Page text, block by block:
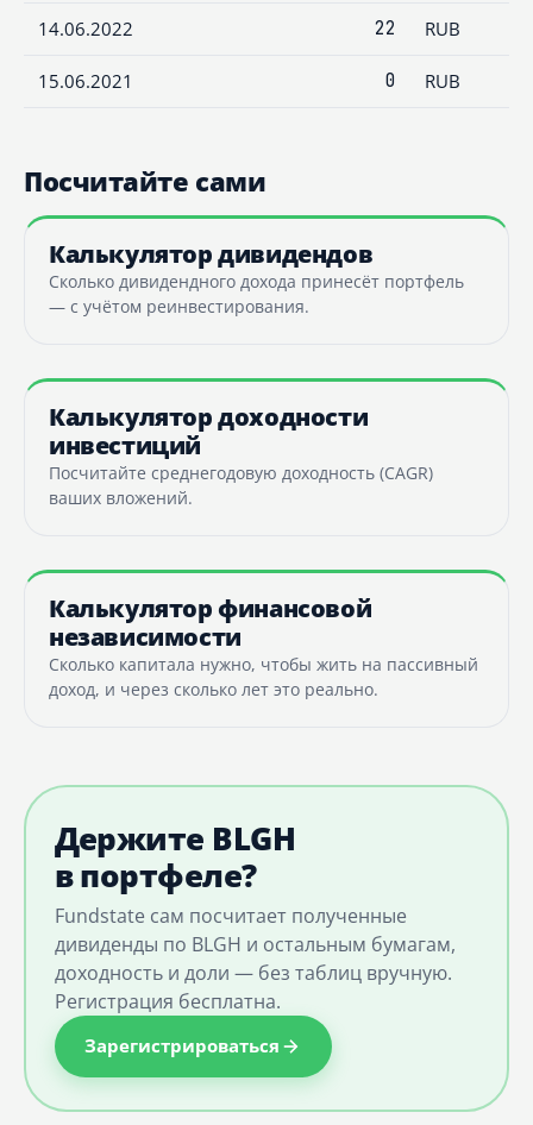
14.06.2022 22 RUB
15.06.2021 0 RUB
Посчитайте сами
Калькулятор дивидендов
Сколько дивидендного дохода принесёт портфель
— с учётом реинвестирования.
Калькулятор доходности
инвестиций
Посчитайте среднегодовую доходность (CAGR)
ваших вложений.
Калькулятор финансовой
независимости
Сколько капитала нужно, чтобы жить на пассивный
доход, и через сколько лет это реально.
Держите BLGH
в портфеле?
Fundstate сам посчитает полученные
дивиденды по BLGH и остальным бумагам,
доходность и доли — без таблиц вручную.
Регистрация бесплатна.
Зарегистрироваться